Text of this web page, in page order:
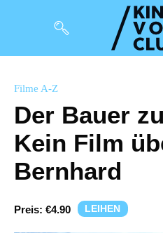
Magazin
Events
So geht’s
Filme A-Z
Der Bauer
Kein Film
Bernhard
Preis: €4.90 LEIHEN